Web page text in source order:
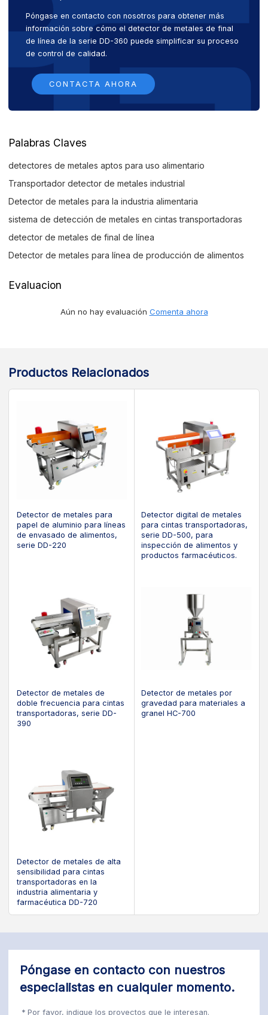
Póngase en contacto con nosotros para obtener más
información sobre cómo el detector de metales de final
de línea de la serie DD-360 puede simplificar su proceso
de control de calidad.
CONTACTA AHORA
Palabras Claves
detectores de metales aptos para uso alimentario
Transportador detector de metales industrial
Detector de metales para la industria alimentaria
sistema de detección de metales en cintas transportadoras
detector de metales de final de línea
Detector de metales para línea de producción de alimentos
Evaluacion
Aún no hay evaluación Comenta ahora
Productos Relacionados
Detector de metales para
papel de aluminio para líneas
de envasado de alimentos,
serie DD-220
Detector digital de metales
para cintas transportadoras,
serie DD-500, para
inspección de alimentos y
productos farmacéuticos.
Detector de metales de
doble frecuencia para cintas
transportadoras, serie DD-
390
Detector de metales por
gravedad para materiales a
granel HC-700
Detector de metales de alta
sensibilidad para cintas
transportadoras en la
industria alimentaria y
farmacéutica DD-720
Póngase en contacto con nuestros
especialistas en cualquier momento.
Por favor, indique los proyectos que le interesan.